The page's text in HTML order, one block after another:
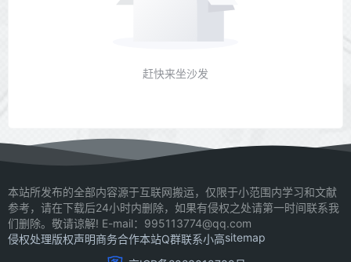
赶快来坐沙发
本站所发布的全部内容源于互联网搬运，仅限于小范围内学习和文献
参考，请在下载后24小时内删除，如果有侵权之处请第一时间联系我
们删除。敬请谅解! E-mail：995113774@qq.com
侵权处理版权声明商务合作本站Q群联系小高sitemap